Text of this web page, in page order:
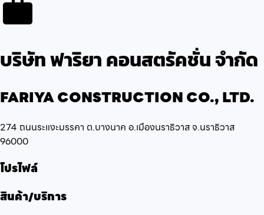
บริษัท ฟาริยา คอนสตรัคชั่น จำกัด
FARIYA CONSTRUCTION CO., LTD.
274 ถนนระแงะมรรคา ต.บางนาค อ.เมืองนราธิวาส จ.นราธิวาส
96000
โปรไฟล์
สินค้า/บริการ